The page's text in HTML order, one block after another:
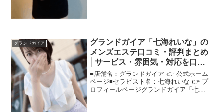
グランドガイア
グランドガイア「七海れいな」の
メンズエステ口コミ・評判まとめ
│サービス・雰囲気・対応を口コ
ミで検証！
■店舗名：グランドガイア 👉 公式ホーム
ページ■セラピスト名：七海れいな 👉 プ
ロフィールページグランドガイア「七海